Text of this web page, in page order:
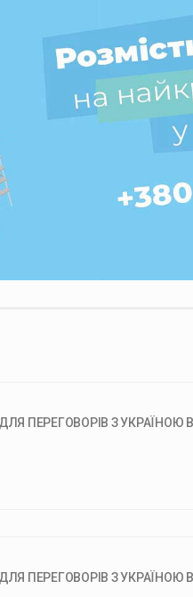
ПЕРЕГОВОРІВ З УКРАЇНОЮ
ПЕРЕГОВОРІВ З УКРАЇНОЮ